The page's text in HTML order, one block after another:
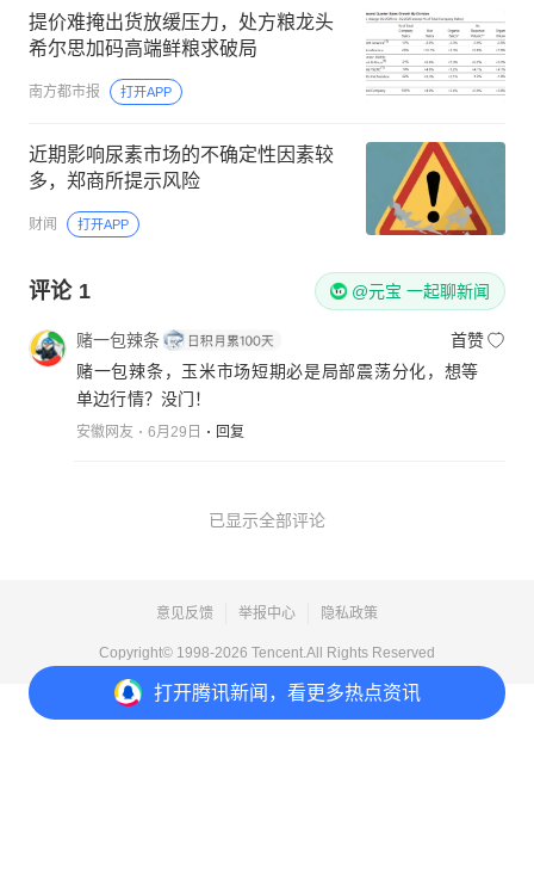
打开腾讯新闻，看更多热点资讯
提价难掩出货放缓压力，处方粮龙头
希尔思加码高端鲜粮求破局
南方都市报 打开APP
近期影响尿素市场的不确定性因素较
多，郑商所提示风险
财闻 打开APP
评论 1 @元宝 一起聊新闻
赌一包辣条
首赞
赌一包辣条，玉米市场短期必是局部震荡分化，想等
单边行情？没门！
安徽网友 6月29日 回复
已显示全部评论
意见反馈 举报中心 隐私政策
Copyright© 1998-2026 Tencent.All Rights Reserved